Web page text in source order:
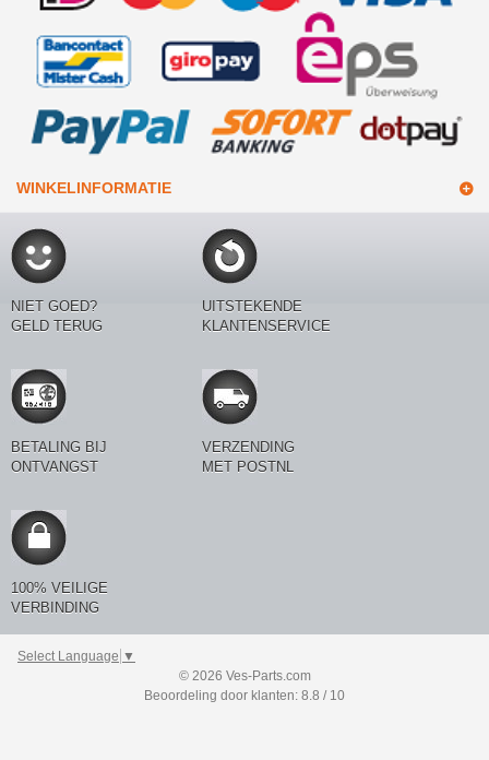
WINKELINFORMATIE
NIET GOED?
GELD TERUG
UITSTEKENDE
KLANTENSERVICE
BETALING BIJ
ONTVANGST
VERZENDING
MET POSTNL
100% VEILIGE
VERBINDING
Select Language ▼
© 2026 Ves-Parts.com
Beoordeling door klanten: 8.8 / 10